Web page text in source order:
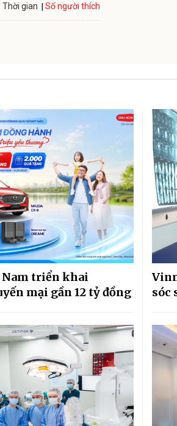
Thời gian Số người thích
triển khai
mại gần 12 tỷ đồng
sóc